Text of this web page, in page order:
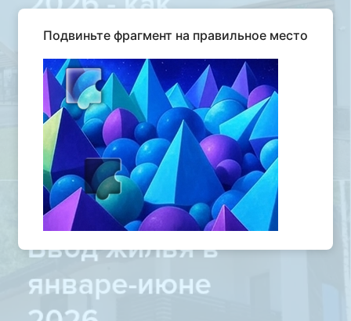
Подвиньте фрагмент на правильное место